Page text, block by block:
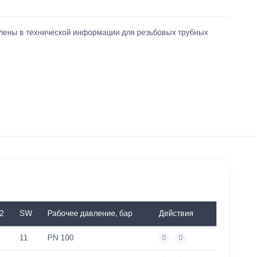
в технической информации для резьбовых трубных
SW Рабочее давление, бар Действия
11 PN 100